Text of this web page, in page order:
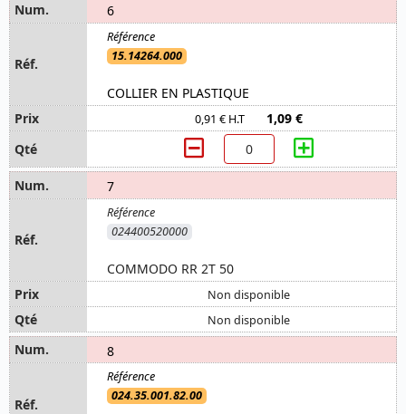
6
15.14264.000
COLLIER EN PLASTIQUE
0,91 € H.T 1,09 €
7
024400520000
COMMODO RR 2T 50
Non disponible
Non disponible
8
024.35.001.82.00